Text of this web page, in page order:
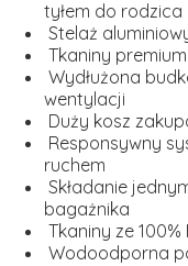
tyłem do rodzica
Stelaż
Tkaniny
Wydłużona
wentylacji
Duży kosz
Responsywny
ruchem
Składanie
bagażnika
Tkaniny ze 100%
Wodoodporna